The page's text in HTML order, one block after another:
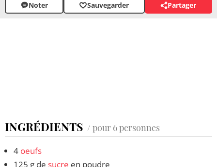
Noter Sauvegarder Partager
INGRÉDIENTS / pour 6 personnes
4 oeufs
125 g de sucre en poudre